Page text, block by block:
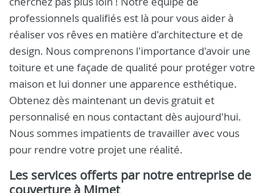
professionnels qualifiés est là pour vous aider à
réaliser vos rêves en matière d'architecture et de
design. Nous comprenons l'importance d'avoir une
toiture et une façade de qualité pour protéger votre
maison et lui donner une apparence esthétique.
Obtenez dès maintenant un devis gratuit et
personnalisé en nous contactant dès aujourd'hui.
Nous sommes impatients de travailler avec vous
pour rendre votre projet une réalité.
Les services offerts par notre entreprise de
couverture à Mimet